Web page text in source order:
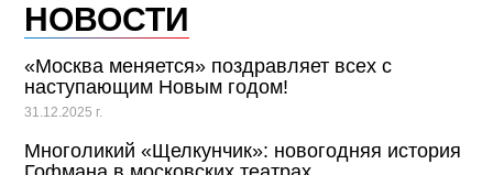
НОВОСТИ
«Москва меняется» поздравляет всех с
наступающим Новым годом!
31.12.2025 г.
Многоликий «Щелкунчик»: новогодняя история